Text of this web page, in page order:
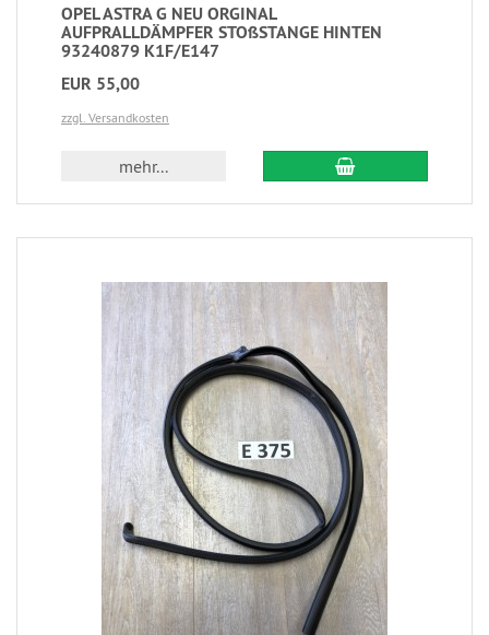
OPEL ASTRA G NEU ORGINAL
AUFPRALLDÄMPFER STOßSTANGE HINTEN
93240879 K1F/E147
EUR 55,00
zzgl. Versandkosten
mehr...